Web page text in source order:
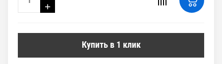
+
Купить в 1 клик